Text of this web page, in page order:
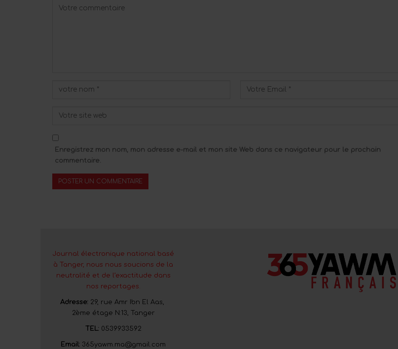
Enregistrez mon nom, mon adresse e-mail et mon site Web dans ce navigateur pour le prochain
commentaire.
Journal électronique national basé
à Tanger, nous nous soucions de la
neutralité et de l’exactitude dans
nos reportages.
Adresse: 29, rue Amr Ibn El Aas,
2ème étage N:13, Tanger
TEL: 0539933592
Email: 365yawm.ma@gmail.com